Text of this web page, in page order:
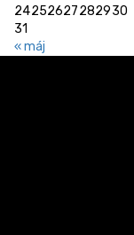
« máj
24252627282930
31